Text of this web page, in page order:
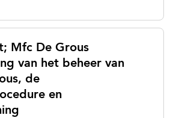
Mfc De Grous
van het beheer van
de
en